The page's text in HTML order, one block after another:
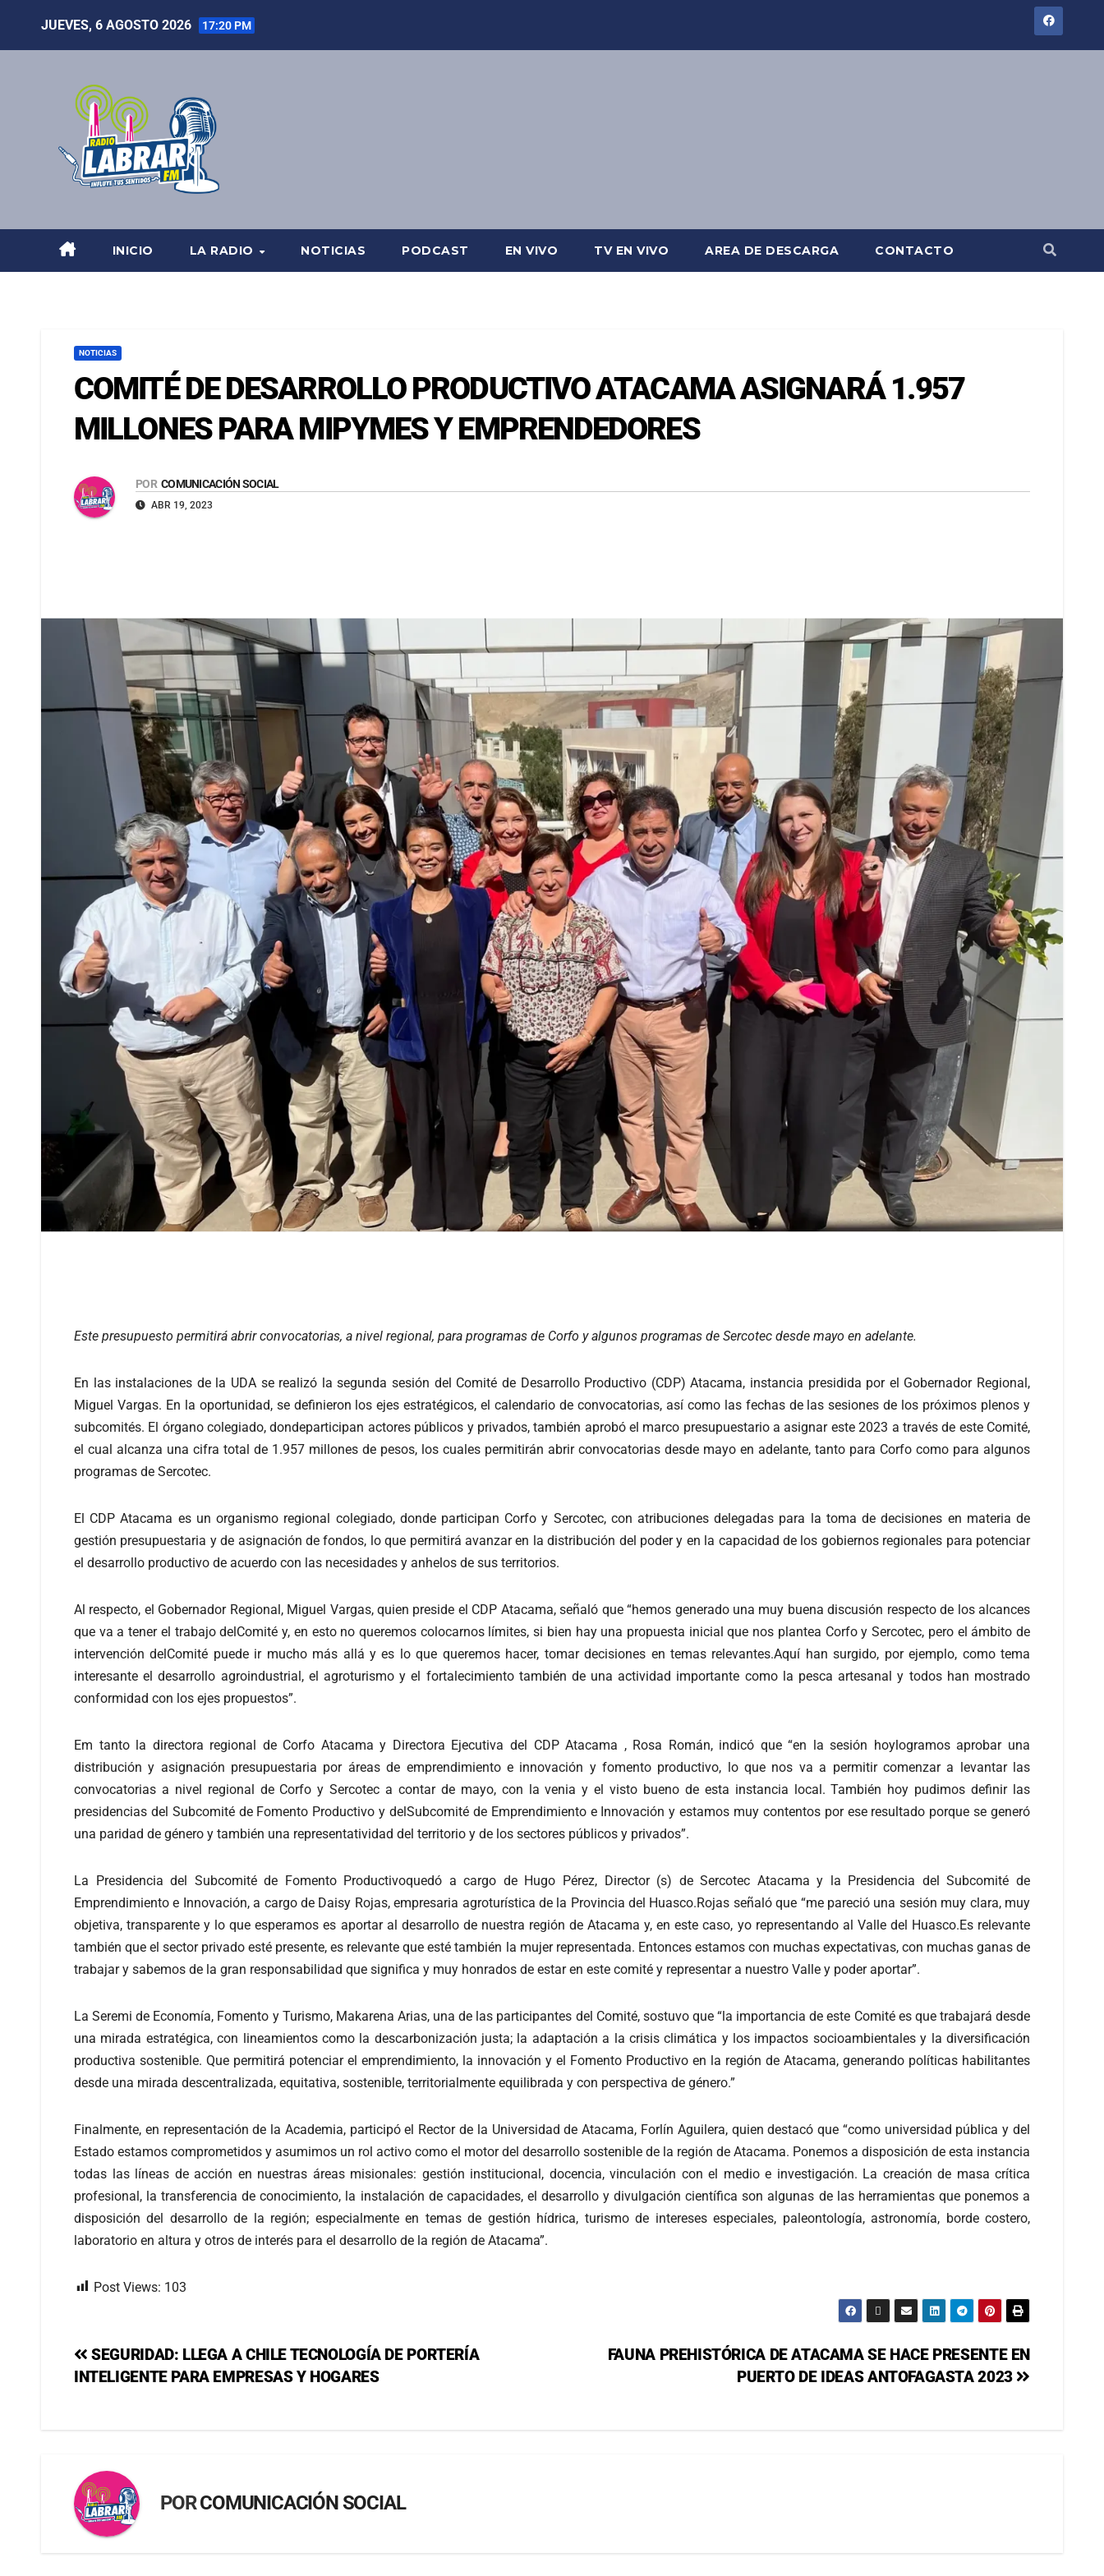
JUEVES, 6 AGOSTO 2026 17:20 PM
INICIO LA RADIO NOTICIAS PODCAST EN VIVO TV EN VIVO AREA DE DESCARGA CONTACTO
NOTICIAS
COMITÉ DE DESARROLLO PRODUCTIVO ATACAMA ASIGNARÁ 1.957
MILLONES PARA MIPYMES Y EMPRENDEDORES
POR COMUNICACIÓN SOCIAL
ABR 19, 2023
Este presupuesto permitirá abrir convocatorias, a nivel regional, para programas de Corfo y algunos programas de Sercotec desde mayo en adelante.
En las instalaciones de la UDA se realizó la segunda sesión del Comité de Desarrollo Productivo (CDP) Atacama, instancia presidida por el Gobernador Regional,
Miguel Vargas. En la oportunidad, se definieron los ejes estratégicos, el calendario de convocatorias, así como las fechas de las sesiones de los próximos plenos y
subcomités. El órgano colegiado, dondeparticipan actores públicos y privados, también aprobó el marco presupuestario a asignar este 2023 a través de este Comité,
el cual alcanza una cifra total de 1.957 millones de pesos, los cuales permitirán abrir convocatorias desde mayo en adelante, tanto para Corfo como para algunos
programas de Sercotec.
El CDP Atacama es un organismo regional colegiado, donde participan Corfo y Sercotec, con atribuciones delegadas para la toma de decisiones en materia de
gestión presupuestaria y de asignación de fondos, lo que permitirá avanzar en la distribución del poder y en la capacidad de los gobiernos regionales para potenciar
el desarrollo productivo de acuerdo con las necesidades y anhelos de sus territorios.
Al respecto, el Gobernador Regional, Miguel Vargas, quien preside el CDP Atacama, señaló que “hemos generado una muy buena discusión respecto de los alcances
que va a tener el trabajo delComité y, en esto no queremos colocarnos límites, si bien hay una propuesta inicial que nos plantea Corfo y Sercotec, pero el ámbito de
intervención delComité puede ir mucho más allá y es lo que queremos hacer, tomar decisiones en temas relevantes.Aquí han surgido, por ejemplo, como tema
interesante el desarrollo agroindustrial, el agroturismo y el fortalecimiento también de una actividad importante como la pesca artesanal y todos han mostrado
conformidad con los ejes propuestos”.
Em tanto la directora regional de Corfo Atacama y Directora Ejecutiva del CDP Atacama , Rosa Román, indicó que “en la sesión hoylogramos aprobar una
distribución y asignación presupuestaria por áreas de emprendimiento e innovación y fomento productivo, lo que nos va a permitir comenzar a levantar las
convocatorias a nivel regional de Corfo y Sercotec a contar de mayo, con la venia y el visto bueno de esta instancia local. También hoy pudimos definir las
presidencias del Subcomité de Fomento Productivo y delSubcomité de Emprendimiento e Innovación y estamos muy contentos por ese resultado porque se generó
una paridad de género y también una representatividad del territorio y de los sectores públicos y privados”.
La Presidencia del Subcomité de Fomento Productivoquedó a cargo de Hugo Pérez, Director (s) de Sercotec Atacama y la Presidencia del Subcomité de
Emprendimiento e Innovación, a cargo de Daisy Rojas, empresaria agroturística de la Provincia del Huasco.Rojas señaló que “me pareció una sesión muy clara, muy
objetiva, transparente y lo que esperamos es aportar al desarrollo de nuestra región de Atacama y, en este caso, yo representando al Valle del Huasco.Es relevante
también que el sector privado esté presente, es relevante que esté también la mujer representada. Entonces estamos con muchas expectativas, con muchas ganas de
trabajar y sabemos de la gran responsabilidad que significa y muy honrados de estar en este comité y representar a nuestro Valle y poder aportar”.
La Seremi de Economía, Fomento y Turismo, Makarena Arias, una de las participantes del Comité, sostuvo que “la importancia de este Comité es que trabajará desde
una mirada estratégica, con lineamientos como la descarbonización justa; la adaptación a la crisis climática y los impactos socioambientales y la diversificación
productiva sostenible. Que permitirá potenciar el emprendimiento, la innovación y el Fomento Productivo en la región de Atacama, generando políticas habilitantes
desde una mirada descentralizada, equitativa, sostenible, territorialmente equilibrada y con perspectiva de género.”
Finalmente, en representación de la Academia, participó el Rector de la Universidad de Atacama, Forlín Aguilera, quien destacó que “como universidad pública y del
Estado estamos comprometidos y asumimos un rol activo como el motor del desarrollo sostenible de la región de Atacama. Ponemos a disposición de esta instancia
todas las líneas de acción en nuestras áreas misionales: gestión institucional, docencia, vinculación con el medio e investigación. La creación de masa crítica
profesional, la transferencia de conocimiento, la instalación de capacidades, el desarrollo y divulgación científica son algunas de las herramientas que ponemos a
disposición del desarrollo de la región; especialmente en temas de gestión hídrica, turismo de intereses especiales, paleontología, astronomía, borde costero,
laboratorio en altura y otros de interés para el desarrollo de la región de Atacama”.
Post Views: 103
FAUNA PREHISTÓRICA DE ATACAMA SE HACE PRESENTE EN
PUERTO DE IDEAS ANTOFAGASTA 2023
SEGURIDAD: LLEGA A CHILE TECNOLOGÍA DE PORTERÍA
INTELIGENTE PARA EMPRESAS Y HOGARES
PORCOMUNICACIÓN SOCIAL